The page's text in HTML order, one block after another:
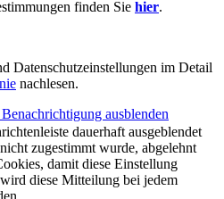
finden Sie hier.
Datenschutzeinstellungen im Detail
nachlesen.
ausblenden
dauerhaft ausgeblendet
zugestimmt wurde, abgelehnt
damit diese Einstellung
diese Mitteilung bei jedem